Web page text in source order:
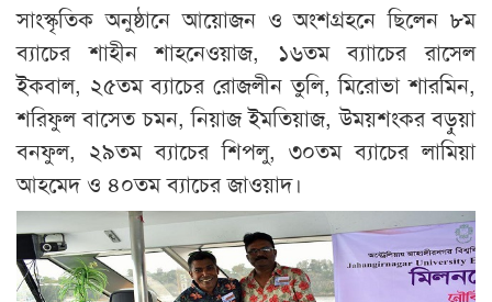
সাংস্কৃতিক অনুষ্ঠানে আয়োজন ও অংশগ্রহনে ছিলেন ৮ম
ব্যাচের শাহীন শাহনেওয়াজ, ১৬তম ব্যাাচের রাসেল
ইকবাল, ২৫তম ব্যাচের রোজলীন তুলি, মিরোভা শারমিন,
শরিফুল বাসেত চমন, নিয়াজ ইমতিয়াজ, উময়শংকর বড়ুয়া
বনফুল, ২৯তম ব্যাচের শিপলু, ৩০তম ব্যাচের লামিয়া
আহমেদ ও ৪০তম ব্যাচের জাওয়াদ।